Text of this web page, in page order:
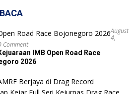
August
4,
Comment
IMB Open Road Race
2026